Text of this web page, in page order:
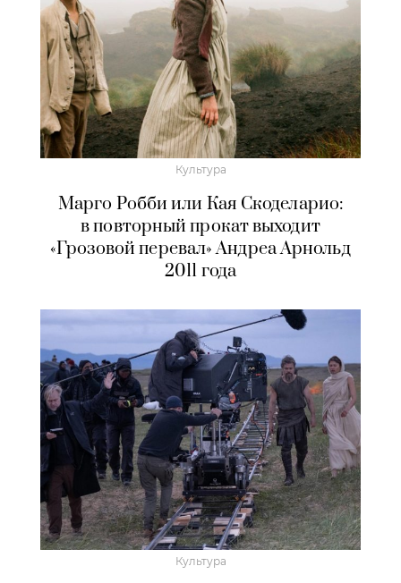
Культура
Марго Робби или Кая Скоделарио:
в повторный прокат выходит
«Грозовой перевал» Андреа Арнольд
2011 года
Культура